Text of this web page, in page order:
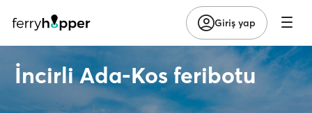
Giriş yap
İncirli Ada-Kos feribotu